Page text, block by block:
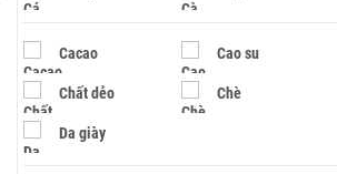
Cacao Cao su
Chất dẻo Chè
Da giày